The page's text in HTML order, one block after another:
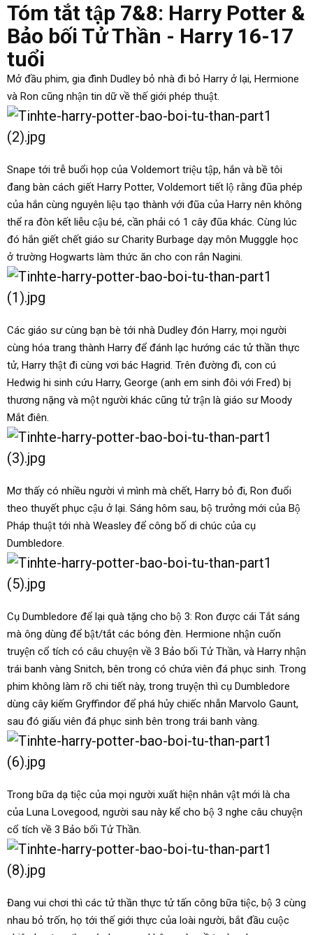
Tóm tắt tập 7&8: Harry Potter &
Bảo bối Tử Thần - Harry 16-17
tuổi
Mở đầu phim, gia đình Dudley bỏ nhà đi bỏ Harry ở lại, Hermione
và Ron cũng nhận tin dữ về thế giới phép thuật.
Snape tới trễ buổi họp của Voldemort triệu tập, hắn và bề tôi
đang bàn cách giết Harry Potter, Voldemort tiết lộ rằng đũa phép
của hắn cùng nguyên liệu tạo thành với đũa của Harry nên không
thể ra đòn kết liễu cậu bé, cần phải có 1 cây đũa khác. Cùng lúc
đó hắn giết chết giáo sư Charity Burbage dạy môn Mugggle học
ở trường Hogwarts làm thức ăn cho con rắn Nagini.
Các giáo sư cùng bạn bè tới nhà Dudley đón Harry, mọi người
cùng hóa trang thành Harry để đánh lạc hướng các tử thần thực
tử, Harry thật đi cùng vơi bác Hagrid. Trên đường đi, con cú
Hedwig hi sinh cứu Harry, George (anh em sinh đôi với Fred) bị
thương nặng và một người khác cũng tử trận là giáo sư Moody
Mắt điên.
Mơ thấy có nhiều người vì mình mà chết, Harry bỏ đi, Ron đuổi
theo thuyết phục cậu ở lại. Sáng hôm sau, bộ trưởng mới của Bộ
Pháp thuật tới nhà Weasley để công bố di chúc của cụ
Dumbledore.
Cụ Dumbledore để lại quà tặng cho bộ 3: Ron được cái Tắt sáng
mà ông dùng để bật/tắt các bóng đèn. Hermione nhận cuốn
truyện cổ tích có câu chuyện về 3 Bảo bối Tử Thần, và Harry nhận
trái banh vàng Snitch, bên trong có chứa viên đá phục sinh. Trong
phim không làm rõ chi tiết này, trong truyện thì cụ Dumbledore
dùng cây kiếm Gryffindor để phá hủy chiếc nhẫn Marvolo Gaunt,
sau đó giấu viên đá phục sinh bên trong trái banh vàng.
Trong bữa dạ tiệc của mọi người xuất hiện nhân vật mới là cha
của Luna Lovegood, người sau này kể cho bộ 3 nghe câu chuyện
cổ tích về 3 Bảo bối Tử Thần.
Đang vui chơi thì các tử thần thực tử tấn công bữa tiệc, bộ 3 cùng
nhau bỏ trốn, họ tới thế giới thực của loài người, bắt đầu cuộc